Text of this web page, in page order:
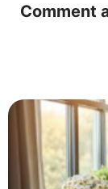
Comment